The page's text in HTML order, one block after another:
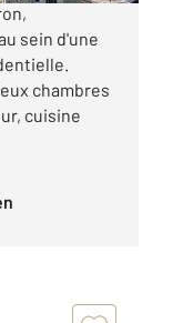
sein d'une
chambres
cuisine